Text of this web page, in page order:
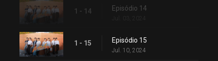
1 - 14 Episódio 14
1 - 15 Episódio 15
Jul. 10, 2024